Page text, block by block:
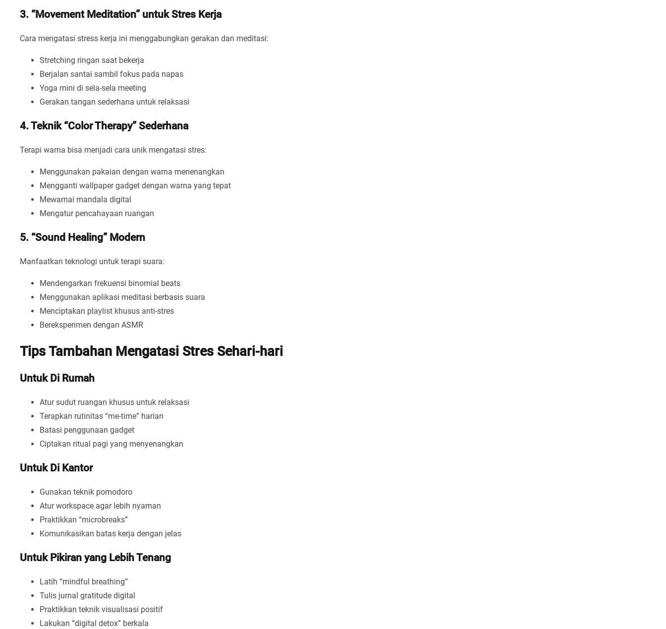
3. “Movement Meditation” untuk Stres Kerja
Cara mengatasi stress kerja ini menggabungkan gerakan dan meditasi:
Stretching ringan saat bekerja
Berjalan santai sambil fokus pada napas
Yoga mini di sela-sela meeting
Gerakan tangan sederhana untuk relaksasi
4. Teknik “Color Therapy” Sederhana
Terapi warna bisa menjadi cara unik mengatasi stres:
Menggunakan pakaian dengan warna menenangkan
Mengganti wallpaper gadget dengan warna yang tepat
Mewarnai mandala digital
Mengatur pencahayaan ruangan
5. “Sound Healing” Modern
Manfaatkan teknologi untuk terapi suara:
Mendengarkan frekuensi binomial beats
Menggunakan aplikasi meditasi berbasis suara
Menciptakan playlist khusus anti-stres
Bereksperimen dengan ASMR
Tips Tambahan Mengatasi Stres Sehari-hari
Untuk Di Rumah
Atur sudut ruangan khusus untuk relaksasi
Terapkan rutinitas “me-time” harian
Batasi penggunaan gadget
Ciptakan ritual pagi yang menyenangkan
Untuk Di Kantor
Gunakan teknik pomodoro
Atur workspace agar lebih nyaman
Praktikkan “microbreaks”
Komunikasikan batas kerja dengan jelas
Untuk Pikiran yang Lebih Tenang
Latih “mindful breathing”
Tulis jurnal gratitude digital
Praktikkan teknik visualisasi positif
Lakukan “digital detox” berkala